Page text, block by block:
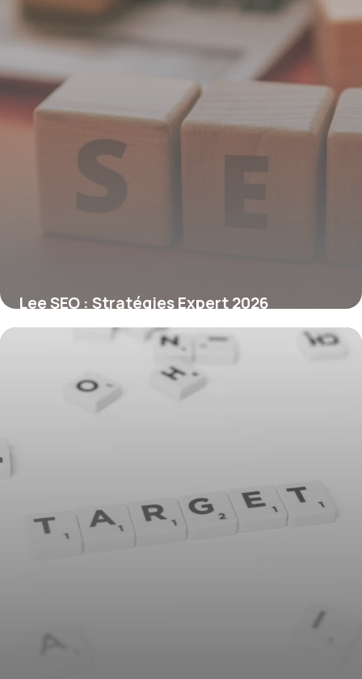
Lee SEO : Stratégies Expert 2026
5 juillet 2026